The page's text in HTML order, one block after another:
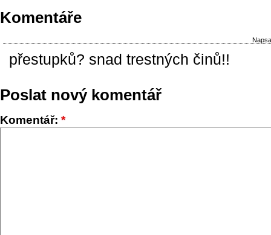
Komentáře
přestupků? snad trestných činů!!
Poslat nový komentář
Komentář: *